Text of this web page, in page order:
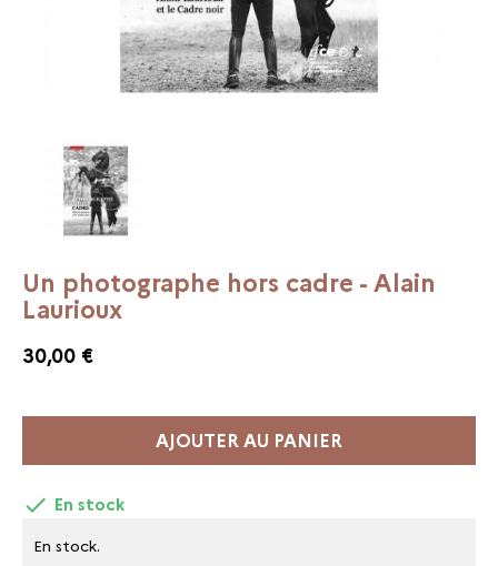
Un photographe hors cadre - Alain
Laurioux
30,00 €
AJOUTER AU PANIER
 En stock
En stock.